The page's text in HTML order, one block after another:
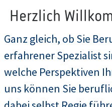
Herzlich
Ganz gleich, ob Sie
erfahrener Spezialist
welche Perspektiven
uns können Sie